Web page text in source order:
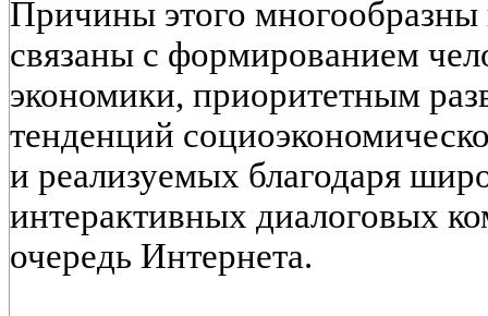
Причины этого многообразны
связаны с формированием
экономики, приоритетным
тенденций
и реализуемых благодаря
интерактивных диалоговых
очередь Интернета.